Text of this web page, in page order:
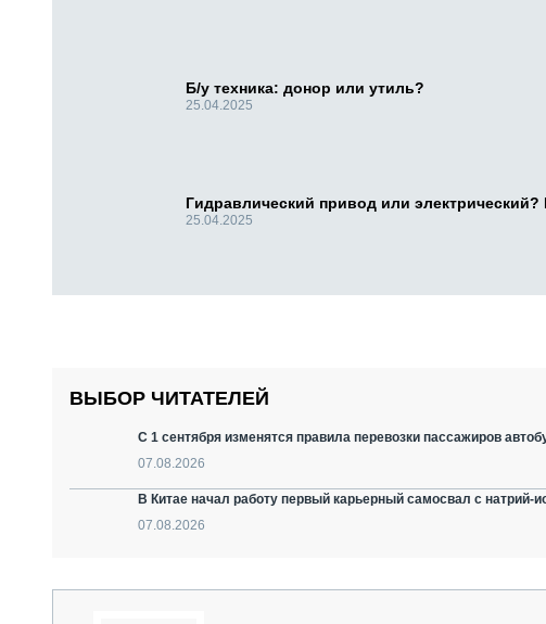
Б/у техника: донор или утиль?
25.04.2025
Гидравлический привод или
25.04.2025
ВЫБОР ЧИТАТЕЛЕЙ
С 1 сентября изменятся правила перевозки пассажиров
07.08.2026
В Китае начал работу первый карьерный самосвал с натрий-
07.08.2026